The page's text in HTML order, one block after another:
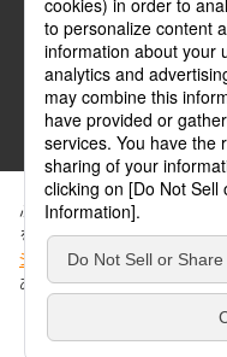
ABJマークは、この電子書店・電子
得た正規版配信サービスであるこ
ABJマークの詳細、ABJマークを掲
ぶんか社が運営するサイトで
を使用しています。 当社の
シー
」をご覧ください。当サ
ありません。